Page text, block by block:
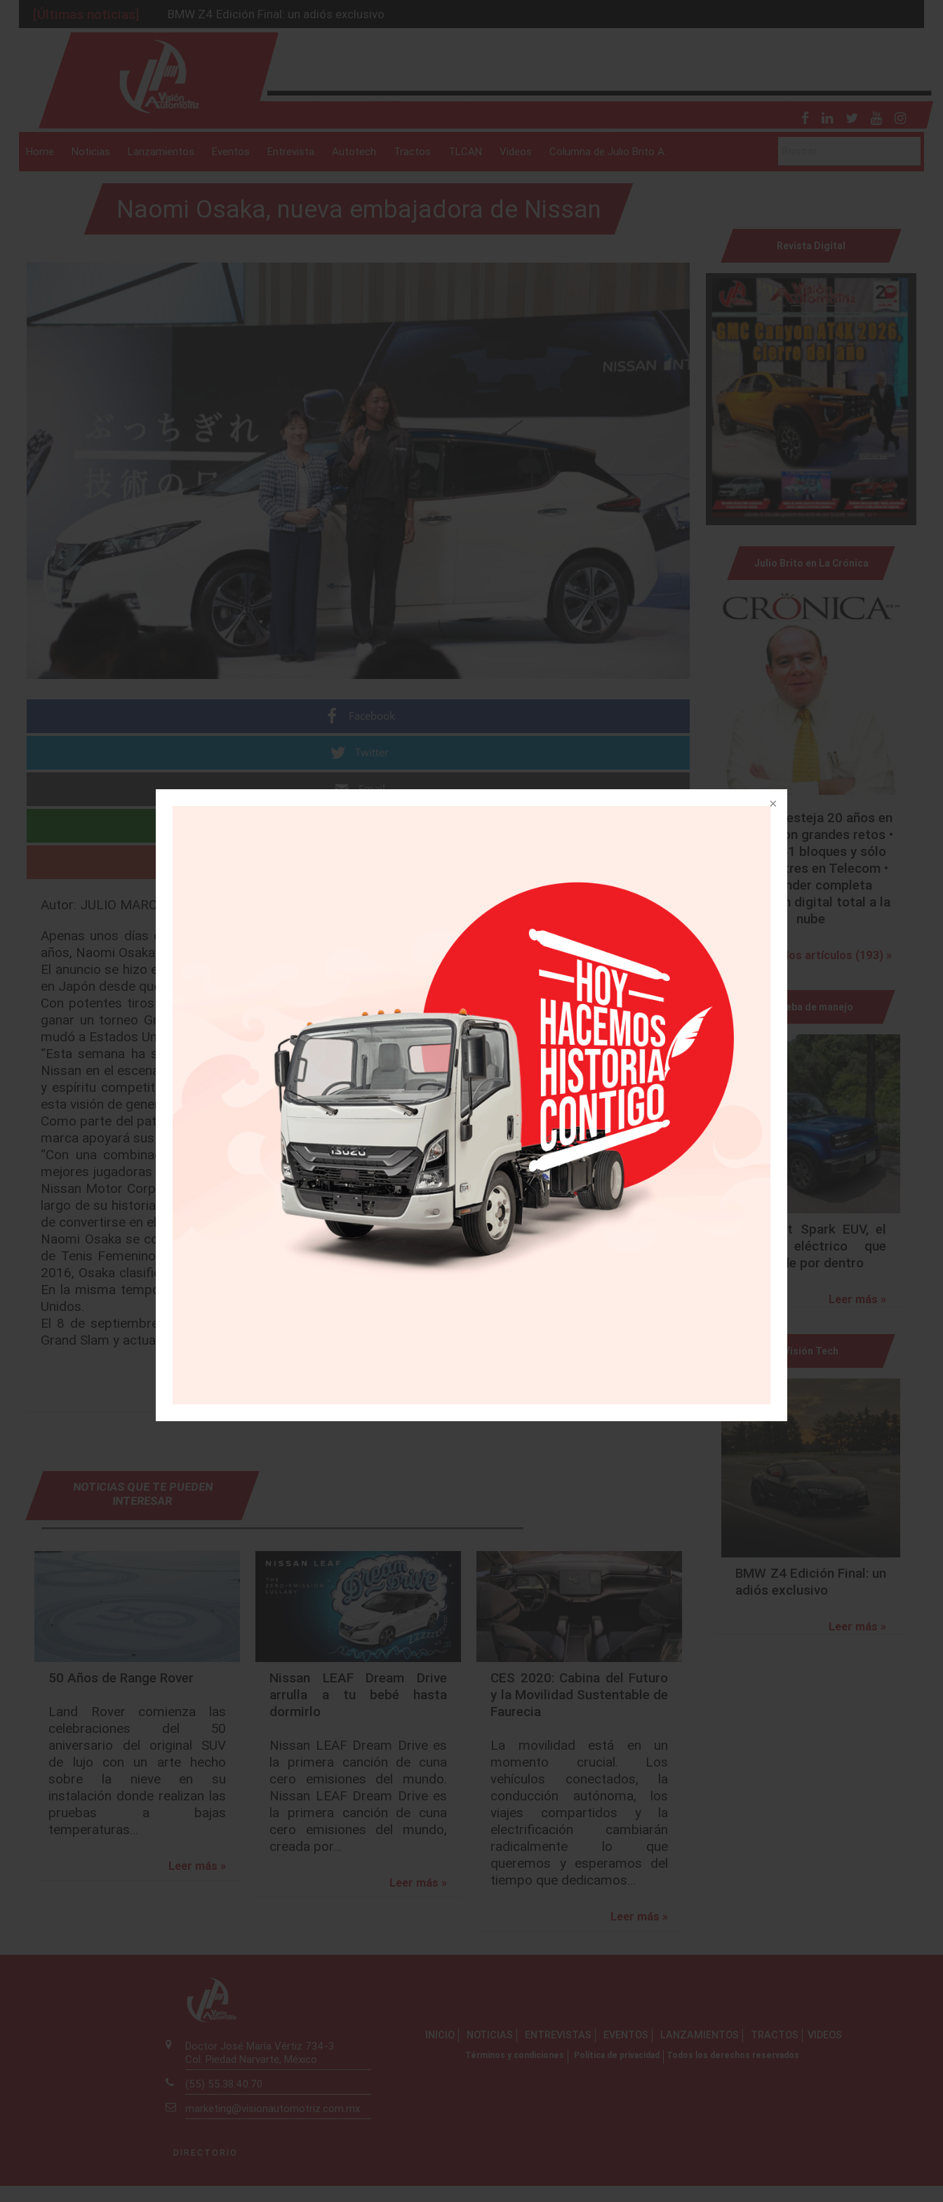
[Últimas noticias]
BMW Z4 Edición Final: un adiós exclusivo
Ford Edge Híbrida: la SUV que evoluciona
Ventas se estabilizan: INEGI
Será 2026, año de evolución profunda: Peñafiel
Chirey lanzará su primera pick-up en 2026
Home Noticias Lanzamientos Eventos Entrevista Autotech Tractos TLCAN Videos Columna de Julio Brito A.
Naomi Osaka, nueva embajadora de Nissan
Facebook
Twitter
Email
Autor: JULIO MARCELO BRITO ALVISO |
Apenas unos días después de su primer campeonato de Grand Slam, Nissan nombró a la tenista de 20
años, Naomi Osaka, como su nueva embajadora de marca.
El anuncio se hizo en la sede central de Nissan en Yokohama, en una de las primeras apariciones de Osaka
en Japón desde que ganó el título el pasado 8 de septiembre.
Con potentes tiros de fondo y un fuerte servicio, Osaka se convirtió en la primera jugadora japonesa en
ganar un torneo Grand Slam. Nacida en Japón, de madre japonesa y padre haitiano-estadounidense, se
mudó a Estados Unidos cuando tenía 3 años y compite por Japón.
“Esta semana ha sido un sueño hecho realidad, y me siento muy honrada de representar a Japón y a
Nissan en el escenario mundial,” dijo Osaka. “Me siento identificada con Nissan por su fuerte ADN japonés
y espíritu competitivo global. La marca siempre está desafiando expectativas, y estoy ansiosa por llevar
esta visión de generar emoción a nuevas audiencias en todo el mundo.”
Como parte del patrocinio, Osaka aparecerá en promociones globales y publicidad de Nissan, y a su vez, la
marca apoyará sus actividades como tenista, y proveerá vehículos Nissan en los destinos de sus giras.
“Con una combinación de determinación y gracia, Naomi Osaka no tiene miedo de enfrentarse a las
mejores jugadoras de tenis de nuestro tiempo, y ganar,” comentó Asako Hoshino, vicepresidente senior de
Nissan Motor Corporation. “Este es el mismo espíritu de alto desempeño que Nissan ha incorporado a lo
largo de su historia, ejemplificado recientemente por el nuevo Nissan LEAF, que desafió las probabilidades
de convertirse en el vehículo eléctrico más vendido del mundo.”
Naomi Osaka se convirtió en tenista profesional en 2013 y clasificó para el campeonato de la Asociación
de Tenis Femenino a los 16 años, debutando en el Bank of the West Classic en Stanford, California. En
2016, Osaka clasificó para su primer torneo Grand Slam, el Abierto de Australia, y llegó a la tercera ronda.
En la misma temporada, también llegó a la tercera ronda del Abierto de Francia y el Abierto de Estados
Unidos.
El 8 de septiembre de 2018, Osaka se convirtió en la primera jugadora japonesa en ganar un título de
Grand Slam y actualmente ocupa el 7° lugar en el ranking mundial.
NOTICIAS QUE TE PUEDEN
INTERESAR
50 Años de Range Rover
Land Rover comienza las
celebraciones del 50
aniversario del original SUV
de lujo con un arte hecho
sobre la nieve en su
instalación donde realizan las
pruebas a bajas
temperaturas…
Leer más »
Nissan LEAF Dream Drive
arrulla a tu bebé hasta
dormirlo
Nissan LEAF Dream Drive es
la primera canción de cuna
cero emisiones del mundo.
Nissan LEAF Dream Drive es
la primera canción de cuna
cero emisiones del mundo,
creada por…
Leer más »
CES 2020: Cabina del Futuro
y la Movilidad Sustentable de
Faurecia
La movilidad está en un
momento crucial. Los
vehículos conectados, la
conducción autónoma, los
viajes compartidos y la
electrificación cambiarán
radicalmente lo que
queremos y esperamos del
tiempo que dedicamos…
Leer más »
Revista Digital
Julio Brito en La Crónica
• Mazda festeja 20 años en
México con grandes retos •
Licitan 41 bloques y sólo
colocan tres en Telecom •
Santander completa
migración digital total a la
nube
Ver todos los artículos (193) »
Prueba de manejo
Chevrolet Spark EUV, el
urbano eléctrico que
sorprende por dentro
Leer más »
Visión Tech
BMW Z4 Edición Final: un
adiós exclusivo
Leer más »
Doctor José María Vértiz 734-3
Col. Piedad Narvarte, México
(55) 55.38.40.70
marketing@visionautomotriz.com.mx
DIRECTORIO
INICIO NOTICIAS ENTREVISTAS EVENTOS LANZAMIENTOS TRACTOS VIDEOS
Términos y condiciones Política de privacidad Todos los derechos reservados